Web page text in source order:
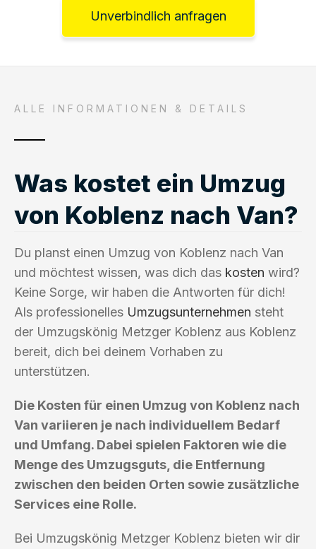
Unverbindlich anfragen
ALLE INFORMATIONEN & DETAILS
Was kostet ein Umzug
von Koblenz nach Van?
Du planst einen Umzug von Koblenz nach Van
und möchtest wissen, was dich das kosten wird?
Keine Sorge, wir haben die Antworten für dich!
Als professionelles Umzugsunternehmen steht
der Umzugskönig Metzger Koblenz aus Koblenz
bereit, dich bei deinem Vorhaben zu
unterstützen.
Die Kosten für einen Umzug von Koblenz nach
Van variieren je nach individuellem Bedarf
und Umfang. Dabei spielen Faktoren wie die
Menge des Umzugsguts, die Entfernung
zwischen den beiden Orten sowie zusätzliche
Services eine Rolle.
Bei Umzugskönig Metzger Koblenz bieten wir dir